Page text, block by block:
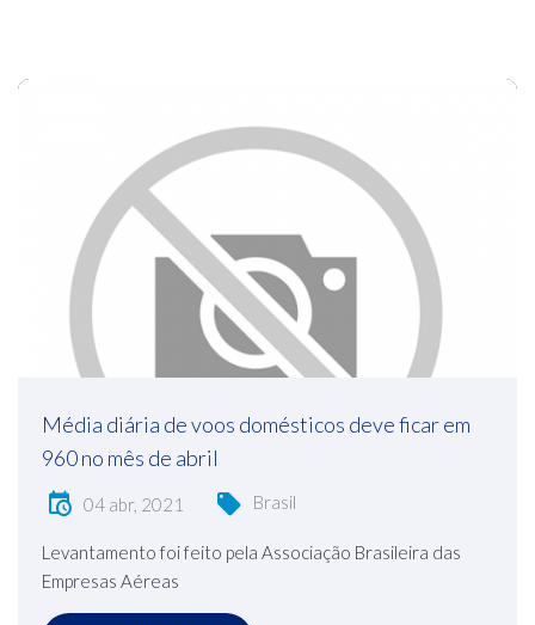
Média diária de voos domésticos deve ficar em
960 no mês de abril
04 abr, 2021 Brasil
Levantamento foi feito pela Associação Brasileira das
Empresas Aéreas